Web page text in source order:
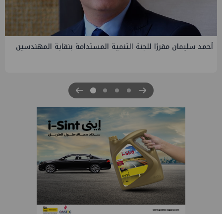
PMS تنهي أعمال إنزال الخطوط البحرية الثلاث بمشروع المرحلة